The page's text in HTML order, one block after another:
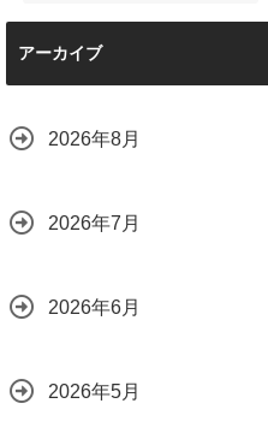
店で断られた悩み
をプロの技術で解
2026.08.04
【施工事例】メル
セデス・ベンツ
C220d｜3層セラ
取り”「ミックスコ
ート」と弱点克服
2026.07.28
アーカイブ
2026年8月
2026年7月
2026年6月
2026年5月